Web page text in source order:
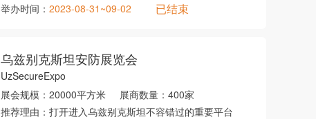
举办时间： 2023-08-31~09-02 已结束
乌兹别克斯坦安防展览会
UzSecureExpo
展会规模： 20000平方米 展商数量： 400家
推荐理由： 打开进入乌兹别克斯坦不容错过的重要平台